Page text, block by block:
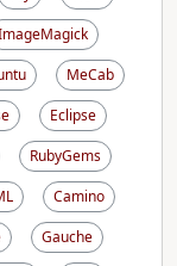
MeCab
Eclipse
RubyGems
Camino
Gauche